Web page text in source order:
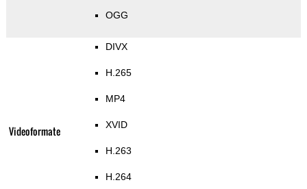
OGG
Videoformate
DIVX
H.265
MP4
XVID
H.263
H.264